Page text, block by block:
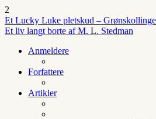
2
Et Lucky Luke pletskud –
Et liv langt borte af M. L. Stedman
Anmeldere
Forfattere
Artikler